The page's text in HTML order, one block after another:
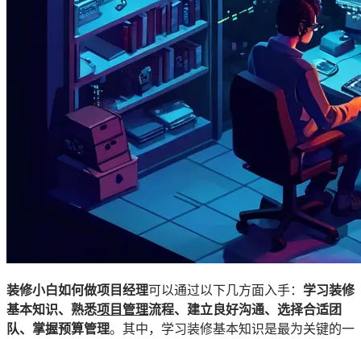
装修小白如何做项目经理可以通过以下几方面入手： 学习装修
基本知识、熟悉项目管理流程、建立良好沟通、选择合适团
队、掌握预算管理。其中，学习装修基本知识是最为关键的一